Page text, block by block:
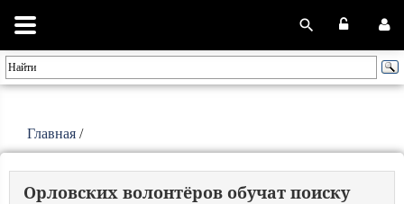
Главная /
Орловских волонтёров обучат поиску